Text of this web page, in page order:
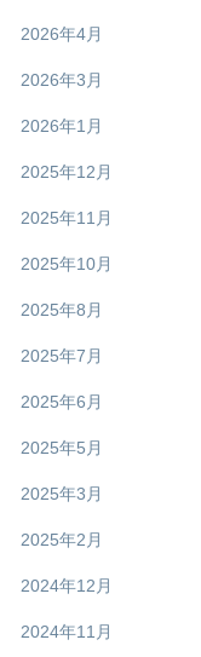
2026年4月
2026年3月
2026年1月
2025年12月
2025年11月
2025年10月
2025年8月
2025年7月
2025年6月
2025年5月
2025年3月
2025年2月
2024年12月
2024年11月